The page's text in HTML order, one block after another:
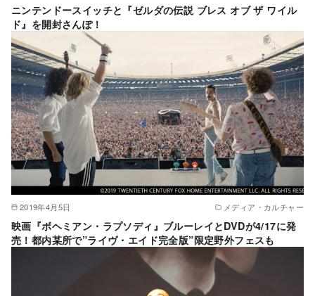
ニンテンドースイッチと『ゼルダの伝説 ブレス オブ ザ ワイル
ド』を開封さんぽ！
2019年4月5日 メディア・カルチャー
映画『ボヘミアン・ラプソディ』ブルーレイとDVDが4/17に発
売！都内某所で”ライヴ・エイド完全版”限定野外フェスも